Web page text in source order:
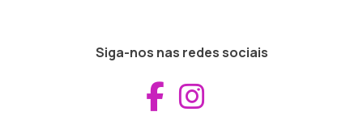
Siga-nos nas redes sociais
Aceder ao